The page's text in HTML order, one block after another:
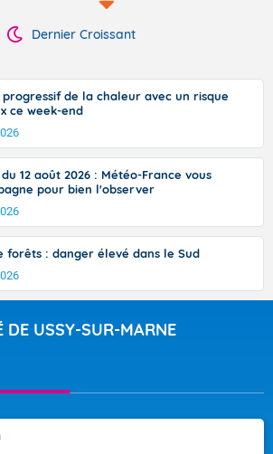
Dernier Croissant
progressif de la chaleur avec un risque
ce week-end
du 12 août 2026 : Météo-France vous
pour bien l'observer
forêts : danger élevé dans le Sud
DE USSY-SUR-MARNE